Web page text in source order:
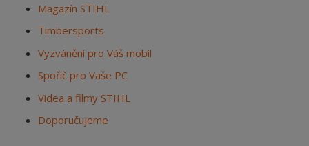
Magazín STIHL
Timbersports
Vyzvánění pro Váš mobil
Spořič pro Vaše PC
Videa a filmy STIHL
Doporučujeme